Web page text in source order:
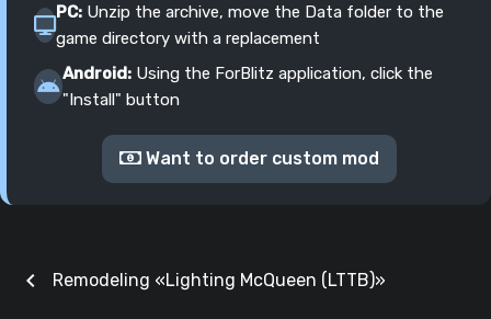
PC: Unzip the archive, move the Data folder to the
game directory with a replacement
Android: Using the ForBlitz application, click the
"Install" button
Want to order custom mod
chevron_left Remodeling «Lighting McQueen (LTTB)»